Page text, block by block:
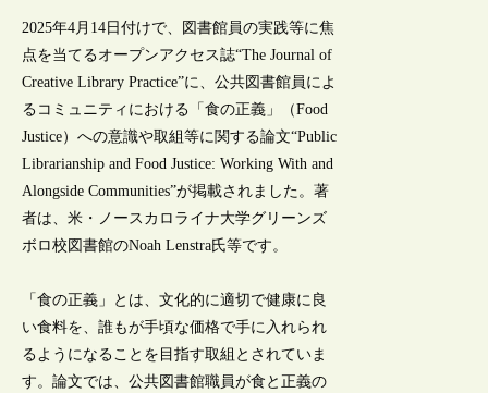
2025年4月14日付けで、図書館員の実践等に焦
点を当てるオープンアクセス誌“The Journal of
Creative Library Practice”に、公共図書館員によ
るコミュニティにおける「食の正義」（Food
Justice）への意識や取組等に関する論文“Public
Librarianship and Food Justice: Working With and
Alongside Communities”が掲載されました。著
者は、米・ノースカロライナ大学グリーンズ
ボロ校図書館のNoah Lenstra氏等です。
「食の正義」とは、文化的に適切で健康に良
い食料を、誰もが手頃な価格で手に入れられ
るようになることを目指す取組とされていま
す。論文では、公共図書館職員が食と正義の